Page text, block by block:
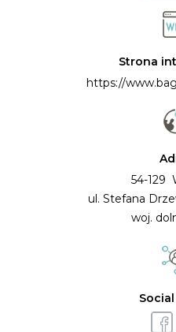
Strona
https://
54-129
ul. Stefana
woj.